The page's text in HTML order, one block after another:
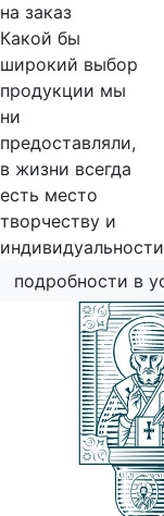
на заказ
Какой бы
широкий выбор
продукции мы
ни
предоставляли,
в жизни всегда
есть место
творчеству и
подробности в